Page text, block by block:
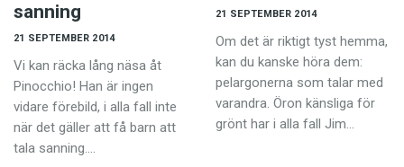
sanning
21 SEPTEMBER 2014
Vi kan räcka lång näsa åt
Pinocchio! Han är ingen
vidare förebild, i alla fall inte
när det gäller att få barn att
tala sanning.…
21 SEPTEMBER 2014
Om det är riktigt tyst hemma,
kan du kanske höra dem:
pelargonerna som talar med
varandra. Öron känsliga för
grönt har i alla fall Jim…